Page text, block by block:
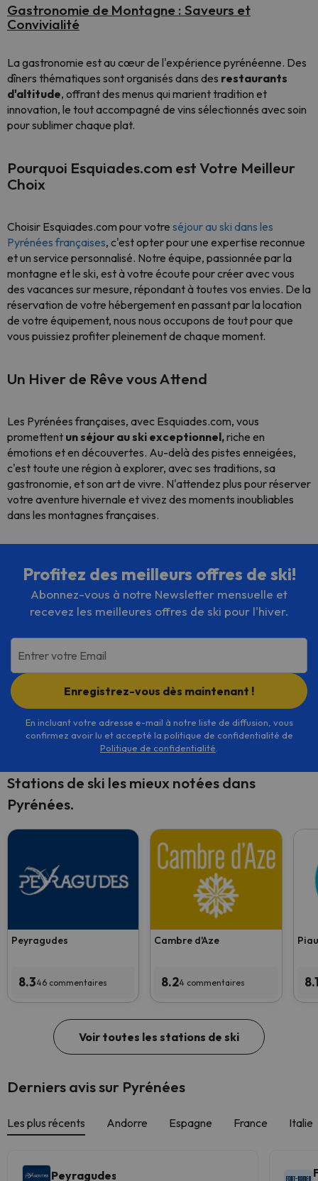
Gastronomie de Montagne : Saveurs et
Convivialité
La gastronomie est au cœur de l'expérience pyrénéenne. Des
dîners thématiques sont organisés dans des restaurants
d'altitude, offrant des menus qui marient tradition et
innovation, le tout accompagné de vins sélectionnés avec soin
pour sublimer chaque plat.
Pourquoi Esquiades.com est Votre Meilleur
Choix
Choisir Esquiades.com pour votre séjour au ski dans les
Pyrénées françaises, c'est opter pour une expertise reconnue
et un service personnalisé. Notre équipe, passionnée par la
montagne et le ski, est à votre écoute pour créer avec vous
des vacances sur mesure, répondant à toutes vos envies. De la
réservation de votre hébergement en passant par la location
de votre équipement, nous nous occupons de tout pour que
vous puissiez profiter pleinement de chaque moment.
Un Hiver de Rêve vous Attend
Les Pyrénées françaises, avec Esquiades.com, vous
promettent un séjour au ski exceptionnel,riche en
émotions et en découvertes. Au-delà des pistes enneigées,
c'est toute une région à explorer, avec ses traditions, sa
gastronomie, et son art de vivre. N'attendez plus pour réserver
votre aventure hivernale et vivez des moments inoubliables
dans les montagnes françaises.
Profitez des meilleurs offres de ski!
Abonnez-vous à notre Newsletter mensuelle et
recevez les meilleures offres de ski pour l'hiver.
Entrer votre Email
Enregistrez-vous dès maintenant !
En incluant votre adresse e-mail à notre liste de diffusion, vous
confirmez avoir lu et accepté la politique de confidentialité de
Politique de confidentialité
Stations de ski les mieux notées dans
Pyrénées.
Peyragudes
8.346 commentaires
Cambre d'Aze
8.24 commentaires
Voir toutes les stations de ski
Derniers avis sur Pyrénées
Les plus récents Andorre Espagne France Italie
Peyragudes